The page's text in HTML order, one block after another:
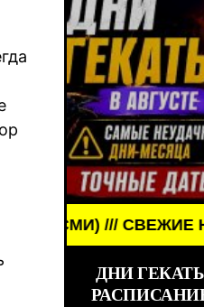
/// СВЕЖИЕ НОВОСТИ
ДНИ